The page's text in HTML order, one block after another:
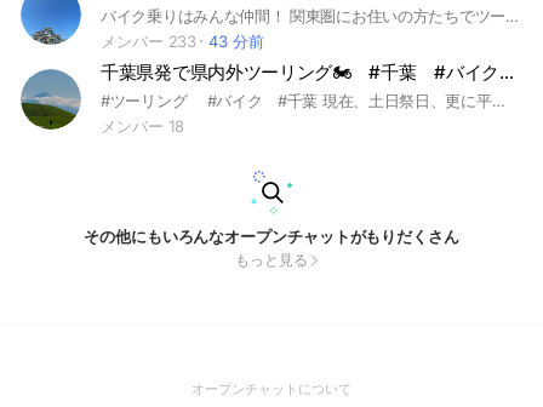
バイク乗りはみんな仲間！ 関東圏にお住いの方たちでツーリングなど、バイク好きの方はぜひご参加ください！！ 車種、メーカーは問いません！ ※お手数おかけしますがチャットに入って頂いた方は一言挨拶とノートに簡単でいいので自己紹介を書いてください🙇 やり方や分からない事があれば遠慮なく質問して下さい😊
メンバー 233
43 分前
千葉県発で県内外ツーリング🏍️ #千葉 #バイク #ツーリング
#ツーリング #バイク #千葉 現在、土日祭日、更に平日、最低月一で県内外ツーリングしています♪ 当グループはツーリング参加目的の集まりですので、それ以外の目的と判断した場合は退出をお願いしています☀️ ※普段はソロツーリング、たまには2～3人で走りたいなって感じの集まりです🎵 シフト(平日)休みの方も募集中です🏍️ 少人数でのツーリングを基本としてますので、大勢でのんびりツーリング等の希望には沿えないと思います☘ 初心者もおりますので、協調性のない方、チーム複数掛け持ちの方（既存のチームを大切に）は、ご遠慮くださいね! おプチゃ&初心者チームを卒業したい 方は大歓迎です😆🎵🎵 一緒に絶景とグルメと峠を楽しみましょう🌺 参加意欲がある方でしたら歓迎致します! ※スクーター、クルーザー&アドベンチャーはごめんなさいm(_ _)m イベントに対しての未読、既読スルーや、反応の遅い方は退出して頂いておりますので、ご注意くださいね♪ プライバシーは厳守したいのですが、トークで交流&信頼を深めてマスが出来ればと考えてます。 勇気を出して参加して下さい🎵
メンバー 18
その他にもいろんなオープンチャットがもりだくさん
もっと見る
オープンチャットについて